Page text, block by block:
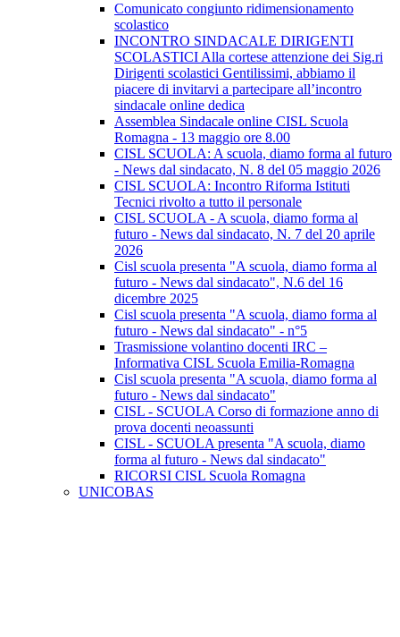
Comunicato congiunto ridimensionamento
scolastico
INCONTRO SINDACALE DIRIGENTI
SCOLASTICI Alla cortese attenzione dei Sig.ri
Dirigenti scolastici Gentilissimi, abbiamo il
piacere di invitarvi a partecipare all’incontro
sindacale online dedica
Assemblea Sindacale online CISL Scuola
Romagna - 13 maggio ore 8.00
CISL SCUOLA: A scuola, diamo forma al futuro
- News dal sindacato, N. 8 del 05 maggio 2026
CISL SCUOLA: Incontro Riforma Istituti
Tecnici rivolto a tutto il personale
CISL SCUOLA - A scuola, diamo forma al
futuro - News dal sindacato, N. 7 del 20 aprile
2026
Cisl scuola presenta "A scuola, diamo forma al
futuro - News dal sindacato", N.6 del 16
dicembre 2025
Cisl scuola presenta "A scuola, diamo forma al
futuro - News dal sindacato" - n°5
Trasmissione volantino docenti IRC –
Informativa CISL Scuola Emilia-Romagna
Cisl scuola presenta "A scuola, diamo forma al
futuro - News dal sindacato"
CISL - SCUOLA Corso di formazione anno di
prova docenti neoassunti
CISL - SCUOLA presenta "A scuola, diamo
forma al futuro - News dal sindacato"
RICORSI CISL Scuola Romagna
UNICOBAS